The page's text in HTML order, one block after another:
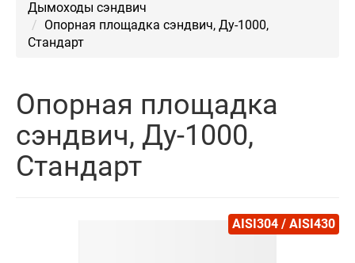
Дымоходы сэндвич
Опорная площадка сэндвич, Ду-1000,
Стандарт
Опорная площадка
сэндвич, Ду-1000,
Стандарт
AISI304 / AISI430